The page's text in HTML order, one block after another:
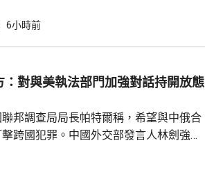
應說，中方開展的海洋科研活動服務是
區域，林劍強調，中國一貫奉行防禦性國
，中國軍艦在有關海域活動完全符...
6小時前
：對與美執法部門加強對話持開放態
邦調查局局長帕特爾稱，希望與中俄合
跨國犯罪。中國外交部發言人林劍強